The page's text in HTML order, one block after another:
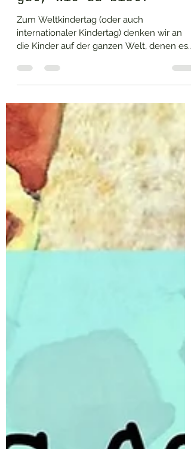
Weltkindertag - Du bist
gut, wie du bist!
Zum Weltkindertag (oder auch
die Kinder auf der ganzen Welt, denen es
nicht so gut geht. Kinder,...